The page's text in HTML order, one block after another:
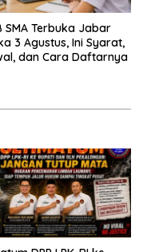
SMA Terbuka Jabar
3 Agustus, Ini Syarat,
dan Cara Daftarnya